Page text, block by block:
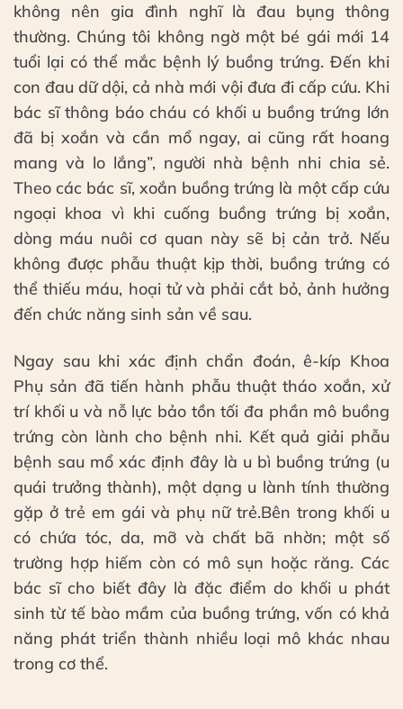
không nên gia đình nghĩ là đau bụng thông
thường. Chúng tôi không ngờ một bé gái mới 14
tuổi lại có thể mắc bệnh lý buồng trứng. Đến khi
con đau dữ dội, cả nhà mới vội đưa đi cấp cứu. Khi
bác sĩ thông báo cháu có khối u buồng trứng lớn
đã bị xoắn và cần mổ ngay, ai cũng rất hoang
mang và lo lắng”, người nhà bệnh nhi chia sẻ.
Theo các bác sĩ, xoắn buồng trứng là một cấp cứu
ngoại khoa vì khi cuống buồng trứng bị xoắn,
dòng máu nuôi cơ quan này sẽ bị cản trở. Nếu
không được phẫu thuật kịp thời, buồng trứng có
thể thiếu máu, hoại tử và phải cắt bỏ, ảnh hưởng
đến chức năng sinh sản về sau.
Ngay sau khi xác định chẩn đoán, ê-kíp Khoa
Phụ sản đã tiến hành phẫu thuật tháo xoắn, xử
trí khối u và nỗ lực bảo tồn tối đa phần mô buồng
trứng còn lành cho bệnh nhi. Kết quả giải phẫu
bệnh sau mổ xác định đây là u bì buồng trứng (u
quái trưởng thành), một dạng u lành tính thường
gặp ở trẻ em gái và phụ nữ trẻ.Bên trong khối u
có chứa tóc, da, mỡ và chất bã nhờn; một số
trường hợp hiếm còn có mô sụn hoặc răng. Các
bác sĩ cho biết đây là đặc điểm do khối u phát
sinh từ tế bào mầm của buồng trứng, vốn có khả
năng phát triển thành nhiều loại mô khác nhau
trong cơ thể.